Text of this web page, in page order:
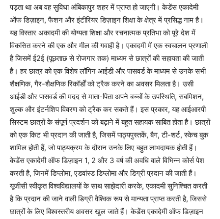
पड़ता था अब वह सुविधा अंबिकापुर शहर में प्राप्त हो जाएगी। केडेंस एकादेमी
ऑफ डिज़ाइन, फैशन और इंटीरियर डिज़ाइन शिक्षा के क्षेत्र में प्रसिद्ध नाम है।
यह विस्तार अकादमी की योग्यता शिक्षा और रचनात्मक प्रतिभा को पूरे देश में
विकसित करने की एक और मील की गवाही है। एकादमी में एक स्वचालन प्रणाली
है जिसमें ई2ई (पूछताछ से रोजगार तक) माध्यम से छात्रों की सहायता की जाती
है। हर छात्र को एक विशेष लॉगिन आईडी और पासवर्ड के माध्यम से उनके सभी
शैक्षणिक, गैर-शैक्षणिक रिकॉर्डों को ट्रैक करने का अवसर मिलता है। उसी
आईडी और पासवर्ड की मदद से माता-पिता अपने बच्चों के उपस्थिति, सबमिशन,
शुल्क और इंटर्नशिप विवरण को ट्रैक कर सकते हैं। इस प्रकार, यह आईआरपी
सिस्टम छात्रों के संपूर्ण प्रदर्शन को बढ़ाने में बहुत सहायक साबित होता है। छात्रों
को एक किट भी प्रदान की जाती है, जिसमें पाठ्यपुस्तकें, बैग, टी-शर्ट, स्केच बुक
शामिल होती हैं, जो पाठ्यक्रम के दौरान उनके लिए बहुत लाभदायक होती हैं।
केडेंस एकादेमी ऑफ डिज़ाइन 1, 2 और 3 वर्ष की अवधि वाले विभिन्न कोर्स पेश
करती है, जिनमें डिप्लोमा, एडवांस्ड डिप्लोमा और डिग्री प्रदान की जाती हैं।
यूजीसी स्वीकृत विश्वविद्यालयों के साथ साझेदारी करके, एकादमी सुनिश्चित करती
है कि प्रदान की जाने वाली डिग्री वैश्विक रूप से मान्यता प्राप्त करती है, जिससे
छात्रों के लिए विश्वस्तरीय अवसर खुल जाते हैं। केडेंस एकादेमी ऑफ डिज़ाइन